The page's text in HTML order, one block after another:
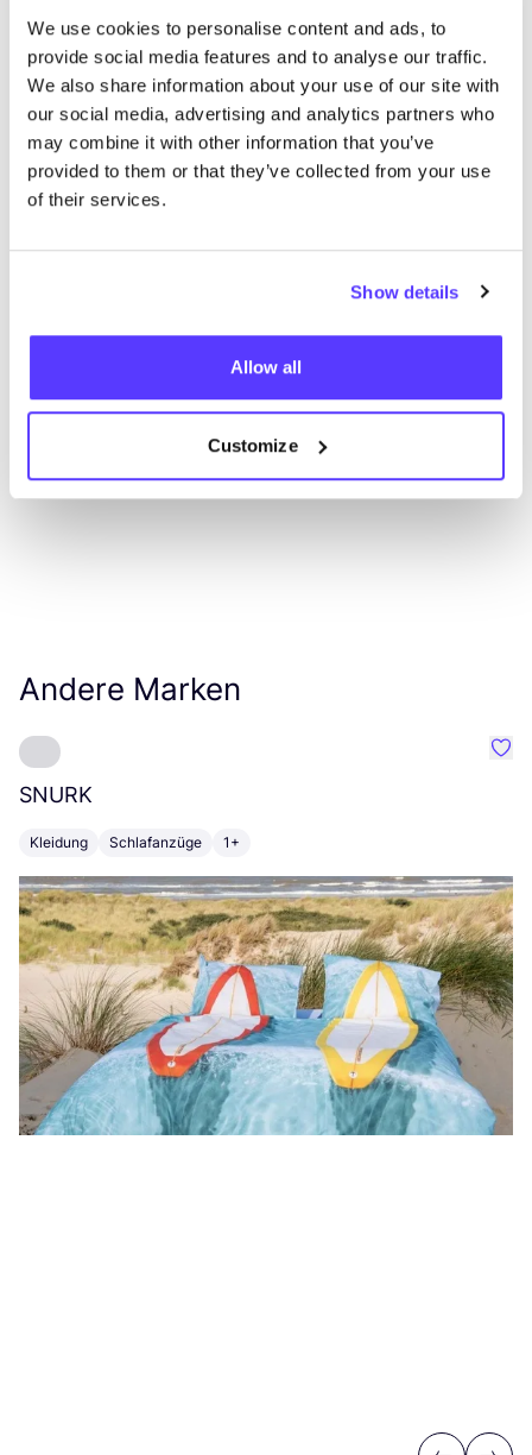
We use cookies to personalise content and ads, to
provide social media features and to analyse our traffic.
We also share information about your use of our site with
our social media, advertising and analytics partners who
may combine it with other information that you’ve
provided to them or that they’ve collected from your use
of their services.
Show details
Allow all
Customize
Wir haben keine Ergebnisse für deine
Suchkriterien gefunden.
List Map
Andere Marken
SNURK
Kleidung Schlafanzüge 1+